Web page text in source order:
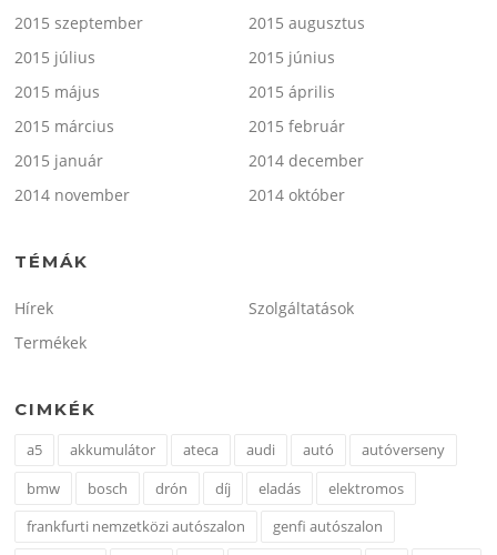
2015 szeptember
2015 augusztus
2015 július
2015 június
2015 május
2015 április
2015 március
2015 február
2015 január
2014 december
2014 november
2014 október
TÉMÁK
Hírek
Szolgáltatások
Termékek
CIMKÉK
a5 akkumulátor ateca audi autó
autóverseny
bmw
bosch drón díj eladás
elektromos
frankfurti nemzetközi autószalon
genfi autószalon